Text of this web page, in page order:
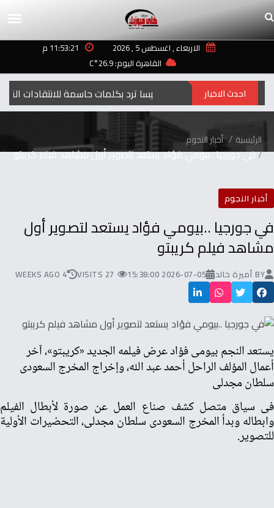
الاربعاء , اغسطس 5 , 2026
11:53:21 م
القاهرة اليوم: 26.9°C
احدث الاخبار
الرئيسية أخبار النجوم
في جورجيا ..بيومي فؤاد يستعد لتصوير أول مشاهد فيلم كريبتو
أخبار النجوم
في جورجيا ..بيومي فؤاد يستعد لتصوير أول
مشاهد فيلم كريبتو
BY أميرة خالد 2026-07-05 15:38:00
27 VISITS
4 WEEKS AGO
يستعد النجم بيومى فؤاد عرض فيلمه الجديد «كريبتو»، آخر
أعمال المؤلف الراحل أحمد عبد الله، وإخراج المخرج السعودى
سلطان مجدلى
فى سياق متصل كشف صناع العمل عن صورة لأبطال الفيلم
وابطاله وبدأ المخرج السعودى سلطان مجدلى، التحضيرات الأولية
للتصوير.